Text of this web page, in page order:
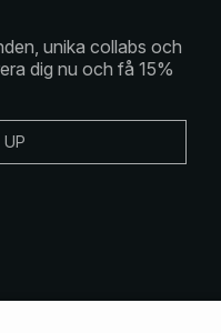
unika collabs och
dig nu och få 15%
UP